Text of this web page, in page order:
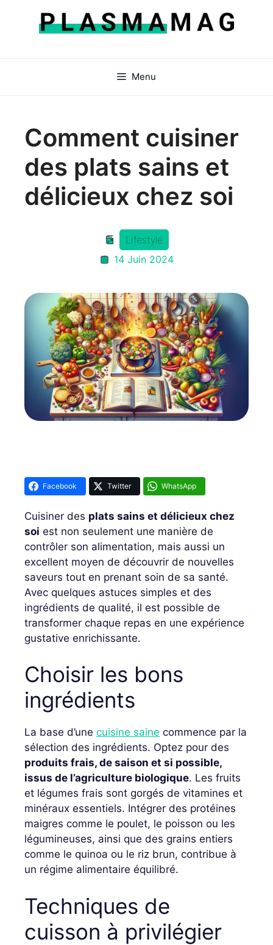
Menu
Comment cuisiner
des plats sains et
délicieux chez soi
Lifestyle
14 Juin 2024
Facebook Twitter WhatsApp
Cuisiner des plats sains et délicieux chez
soi est non seulement une manière de
contrôler son alimentation, mais aussi un
excellent moyen de découvrir de nouvelles
saveurs tout en prenant soin de sa santé.
Avec quelques astuces simples et des
ingrédients de qualité, il est possible de
transformer chaque repas en une expérience
gustative enrichissante.
Choisir les bons
ingrédients
La base d’une cuisine saine commence par la
sélection des ingrédients. Optez pour des
produits frais, de saison et si possible,
issus de l’agriculture biologique. Les fruits
et légumes frais sont gorgés de vitamines et
minéraux essentiels. Intégrer des protéines
maigres comme le poulet, le poisson ou les
légumineuses, ainsi que des grains entiers
comme le quinoa ou le riz brun, contribue à
un régime alimentaire équilibré.
Techniques de
cuisson à privilégier